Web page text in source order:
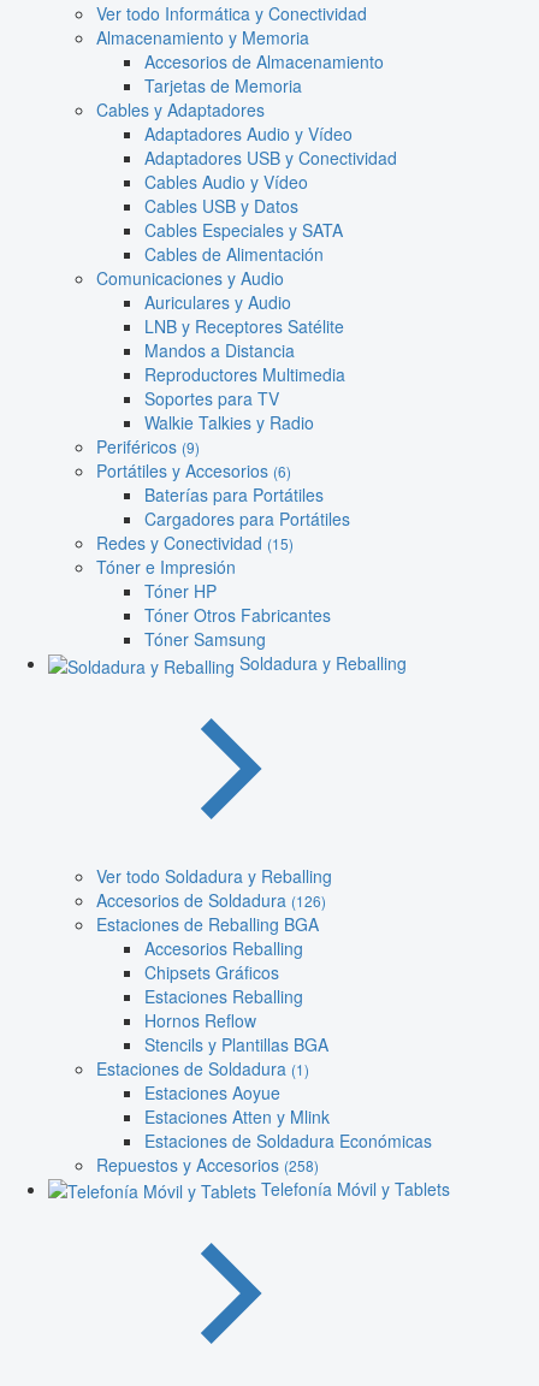
Ver todo Informática y Conectividad
Almacenamiento y Memoria
Accesorios de Almacenamiento
Tarjetas de Memoria
Cables y Adaptadores
Adaptadores Audio y Vídeo
Adaptadores USB y Conectividad
Cables Audio y Vídeo
Cables USB y Datos
Cables Especiales y SATA
Cables de Alimentación
Comunicaciones y Audio
Auriculares y Audio
LNB y Receptores Satélite
Mandos a Distancia
Reproductores Multimedia
Soportes para TV
Walkie Talkies y Radio
Periféricos (9)
Portátiles y Accesorios (6)
Baterías para Portátiles
Cargadores para Portátiles
Redes y Conectividad (15)
Tóner e Impresión
Tóner HP
Tóner Otros Fabricantes
Tóner Samsung
Soldadura y Reballing
Ver todo Soldadura y Reballing
Accesorios de Soldadura (126)
Estaciones de Reballing BGA
Accesorios Reballing
Chipsets Gráficos
Estaciones Reballing
Hornos Reflow
Stencils y Plantillas BGA
Estaciones de Soldadura (1)
Estaciones Aoyue
Estaciones Atten y Mlink
Estaciones de Soldadura Económicas
Repuestos y Accesorios (258)
Telefonía Móvil y Tablets